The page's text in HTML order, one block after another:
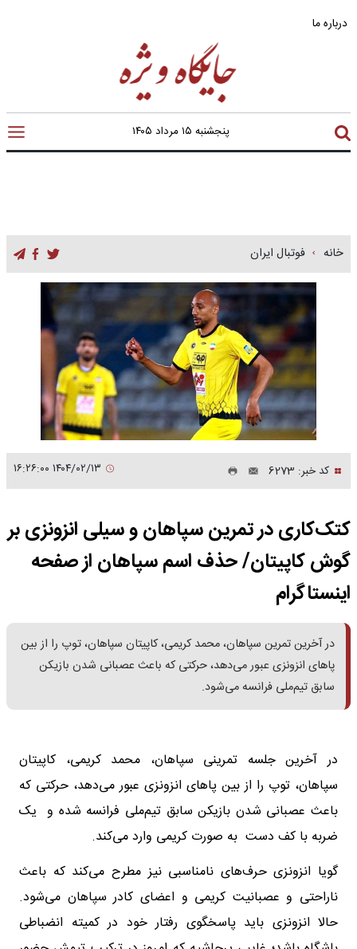
درباره ما
پنجشنبه ۱۵ مرداد ۱۴۰۵
خانه فوتبال ایران
کد خبر: 6273
کتک‌کاری در تمرین سپاهان و سیلی انزونزی بر
گوش کاپیتان/ حذف اسم سپاهان از صفحه
اینستاگرام
در آخرین تمرین سپاهان، محمد کریمی، کاپیتان سپاهان، توپ را از بین
پاهای انزونزی عبور می‌دهد، حرکتی که باعث عصبانی شدن بازیکن
سابق تیم‌ملی فرانسه می‌شود.
در آخرین جلسه تمرینی سپاهان، محمد کریمی، کاپیتان
سپاهان، توپ را از بین پاهای انزونزی عبور می‌دهد، حرکتی که
باعث عصبانی شدن بازیکن سابق تیم‌ملی فرانسه شده و یک
ضربه با کف دست به صورت کریمی وارد می‌کند.
گویا انزونزی حرف‌های نامناسبی نیز مطرح می‌کند که باعث
ناراحتی و عصبانیت کریمی و اعضای کادر سپاهان می‌شود.
حالا انزونزی باید پاسخگوی رفتار خود در کمیته انضباطی